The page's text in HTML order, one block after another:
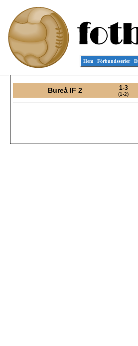
Hem Förbundsserier
Bureå IF 2 1-3
(1-2)